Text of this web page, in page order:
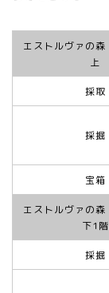
エストルヴァの
上
採取
採掘
宝箱
エストルヴァの
下1階
採掘